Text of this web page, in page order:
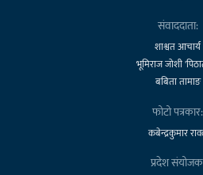
संवाददाता:
शाश्वत आचार्य
भूमिराज जोशी
बबिता तामाङ
फोटो पत्रकार:
कबेन्द्रकुमार
प्रदेश